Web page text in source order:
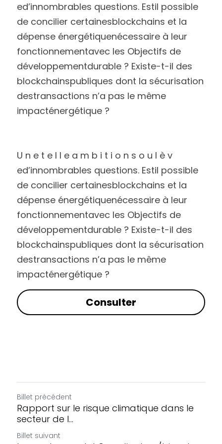
ed’innombrables questions. Estil possible
de concilier certainesblockchains et la
dépense énergétiquenécessaire à leur
fonctionnementavec les Objectifs de
développementdurable ? Existe-t-il des
blockchainspubliques dont la sécurisation
destransactions n’a pas le même
impacténergétique ?
U n e t e l l e a m b i t i o n s o u l è v
ed’innombrables questions. Estil possible
de concilier certainesblockchains et la
dépense énergétiquenécessaire à leur
fonctionnementavec les Objectifs de
développementdurable ? Existe-t-il des
blockchainspubliques dont la sécurisation
destransactions n’a pas le même
impacténergétique ?
Consulter
Billet précédent
Rapport sur le risque climatique dans le
secteur de l...
Billet suivant